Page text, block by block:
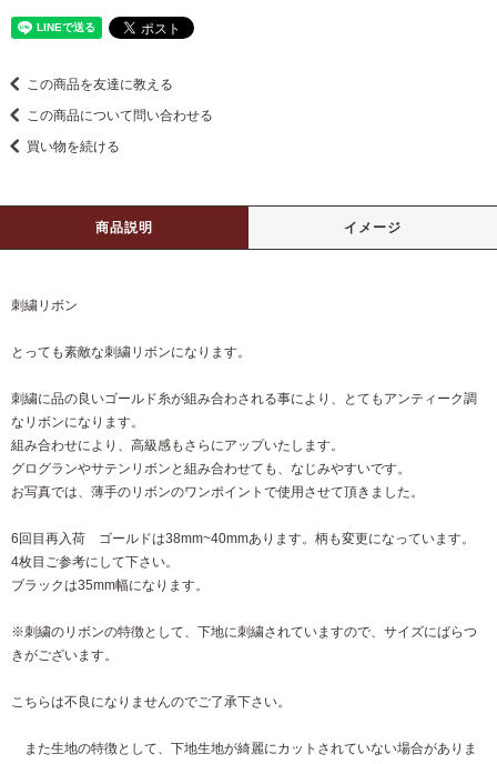
この商品を友達に教える
この商品について問い合わせる
買い物を続ける
商品説明 イメージ
刺繍リボン
とっても素敵な刺繍リボンになります。
刺繍に品の良いゴールド糸が組み合わされる事により、とてもアンティーク調
なリボンになります。
組み合わせにより、高級感もさらにアップいたします。
グログランやサテンリボンと組み合わせても、なじみやすいです。
お写真では、薄手のリボンのワンポイントで使用させて頂きました。
6回目再入荷 ゴールドは38mm~40mmあります。柄も変更になっています。
4枚目ご参考にして下さい。
ブラックは35mm幅になります。
※刺繍のリボンの特徴として、下地に刺繍されていますので、サイズにばらつ
きがございます。
こちらは不良になりませんのでご了承下さい。
また生地の特徴として、下地生地が綺麗にカットされていない場合がありま